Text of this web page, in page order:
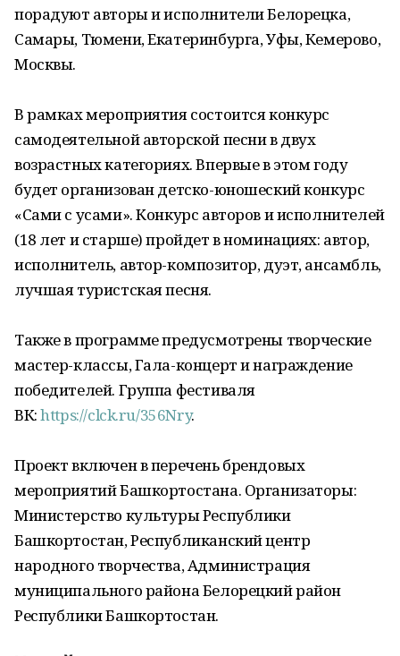
порадуют авторы и исполнители Белорецка,
Самары, Тюмени, Екатеринбурга, Уфы, Кемерово,
Москвы.
В рамках мероприятия состоится конкурс
самодеятельной авторской песни в двух
возрастных категориях. Впервые в этом году
будет организован детско-юношеский конкурс
«Сами с усами». Конкурс авторов и исполнителей
(18 лет и старше) пройдет в номинациях: автор,
исполнитель, автор-композитор, дуэт, ансамбль,
лучшая туристская песня.
Также в программе предусмотрены творческие
мастер-классы, Гала-концерт и награждение
победителей. Группа фестиваля
ВК:https://clck.ru/356Nry.
Проект включен в перечень брендовых
мероприятий Башкортостана. Организаторы:
Министерство культуры Республики
Башкортостан, Республиканский центр
народного творчества, Администрация
муниципального района Белорецкий район
Республики Башкортостан.